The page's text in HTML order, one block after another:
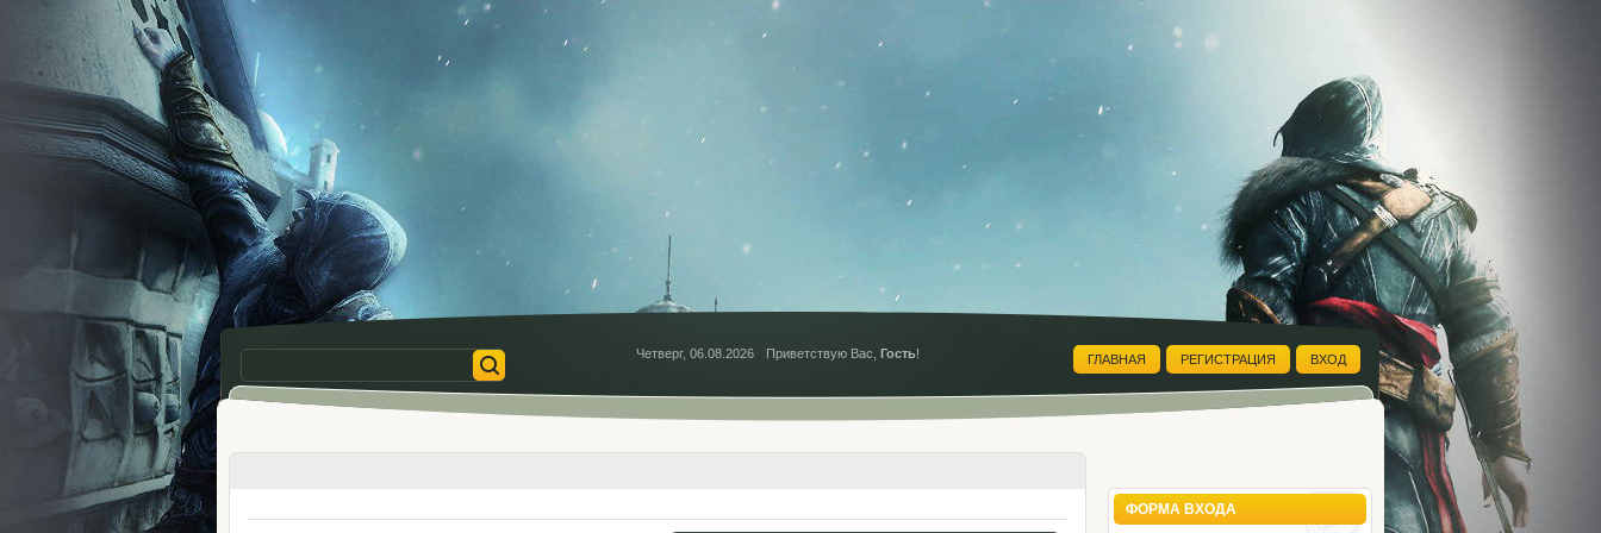
Четверг, 06.08.2026 Приветствую Вас ,Гость! ГЛАВНАЯ РЕГИСТРАЦИЯ ВХОД
ФОРМА ВХОДА